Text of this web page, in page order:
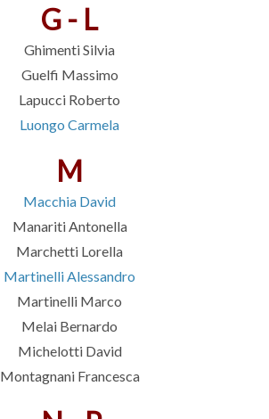
G - L
Ghimenti Silvia
Guelfi Massimo
Lapucci Roberto
Luongo Carmela
M
Macchia David
Manariti Antonella
Marchetti Lorella
Martinelli Alessandro
Martinelli Marco
Melai Bernardo
Michelotti David
Montagnani Francesca